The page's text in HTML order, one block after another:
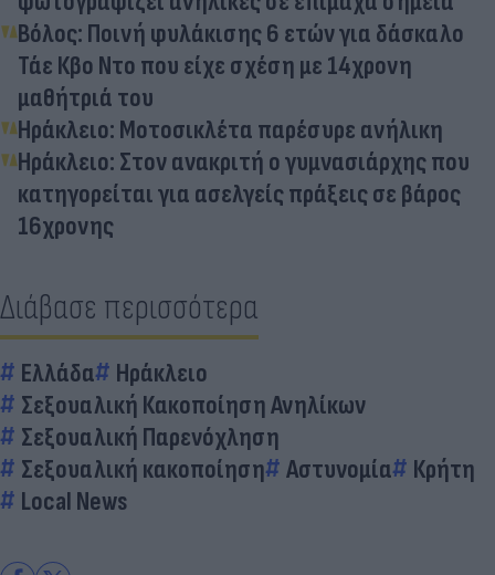
Βόλος: Ποινή φυλάκισης 6 ετών για δάσκαλο
Τάε Κβο Ντο που είχε σχέση με 14χρονη
μαθήτριά του
Ηράκλειο: Μοτοσικλέτα παρέσυρε ανήλικη
Ηράκλειο: Στον ανακριτή ο γυμνασιάρχης που
κατηγορείται για ασελγείς πράξεις σε βάρος
16χρονης
Διάβασε περισσότερα
Ελλάδα
Ηράκλειο
Σεξουαλική Κακοποίηση Ανηλίκων
Σεξουαλική Παρενόχληση
Σεξουαλική κακοποίηση
Αστυνομία
Κρήτη
Local News